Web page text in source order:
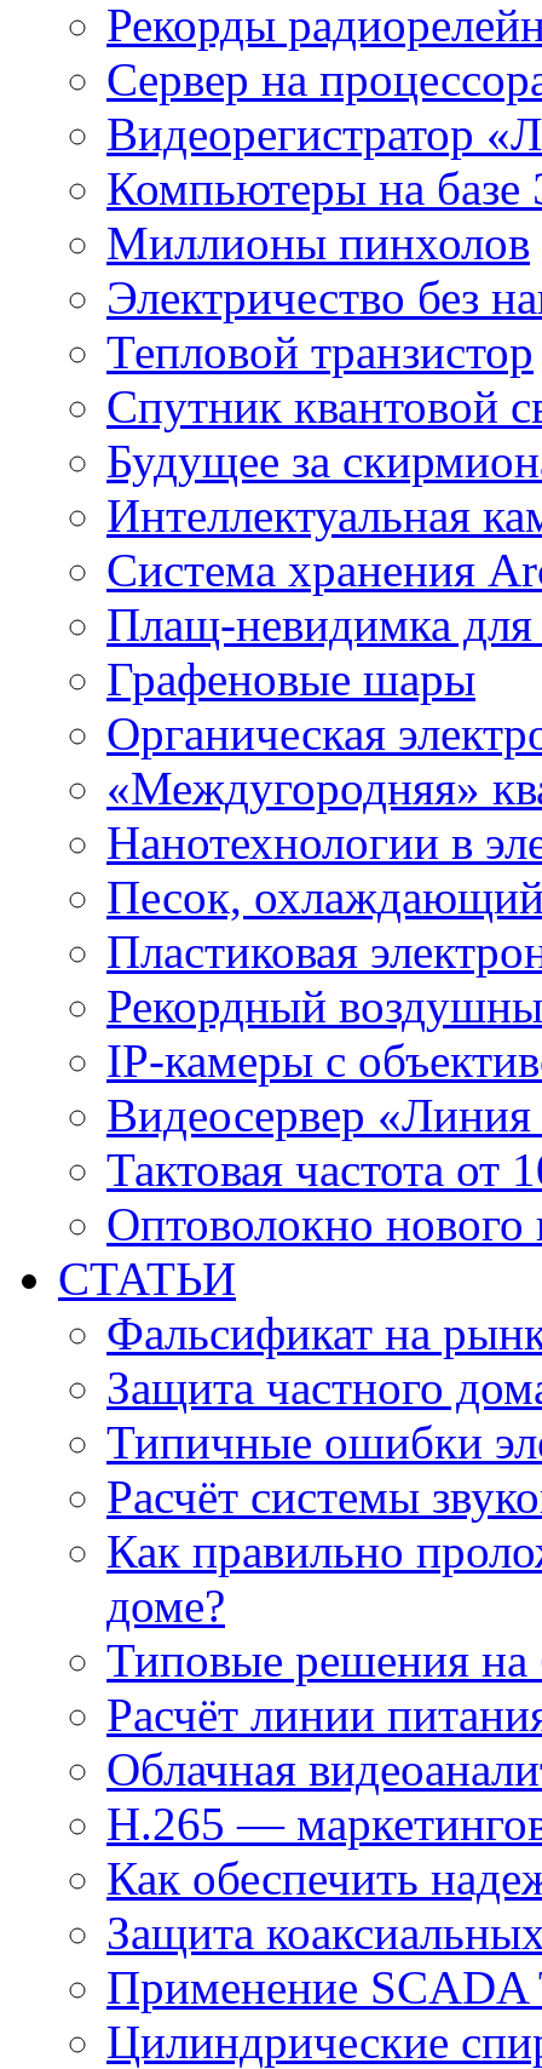
Рекорды
Сервер на
Видеорегистратор
Компьютеры на базе
Миллионы пинхолов
Электричество без
Тепловой транзистор
Спутник квантовой
Будущее за
Интеллектуальная
Система хранения
Плащ-невидимка
Графеновые шары
Органическая
«Междугородняя»
Нанотехнологии в
Песок, охлаждающий
Пластиковая
Рекордный
IP-камеры с
Видеосервер
Тактовая частота от
Оптоволокно нового
СТАТЬИ
Фальсификат на
Защита частного
Типичные ошибки
Расчёт системы
Как правильно
доме?
Типовые решения на
Расчёт линии
Облачная
H.265 —
Как обеспечить
Защита
Применение
Цилиндрические